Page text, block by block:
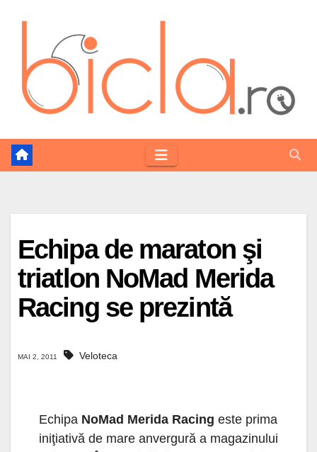
Echipa de maraton şi
triatlon NoMad Merida
Racing se prezintă
MAI 2, 2011 Veloteca
Echipa NoMad Merida Racing este prima
iniţiativă de mare anvergură a magazinului